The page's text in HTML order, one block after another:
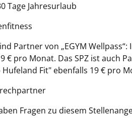
Tage Jahresurlaub
Partner von „EGYM
€ pro Monat. Das SPZ ist auch
Hufeland Fit" ebenfalls 19 € pro
Fragen zu diesem